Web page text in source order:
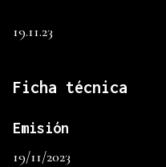
19.11.23
Ficha técnica
Emisión
19/11/2023